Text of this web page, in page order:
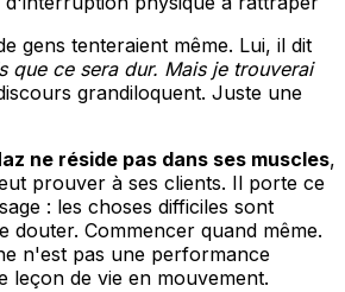
gens tenteraient même. Lui, il dit
que ce sera dur. Mais je trouverai
grandiloquent. Juste une
ne réside pas dans ses muscles,
prouver à ses clients. Il porte ce
: les choses difficiles sont
douter. Commencer quand même.
n'est pas une performance
de vie en mouvement.